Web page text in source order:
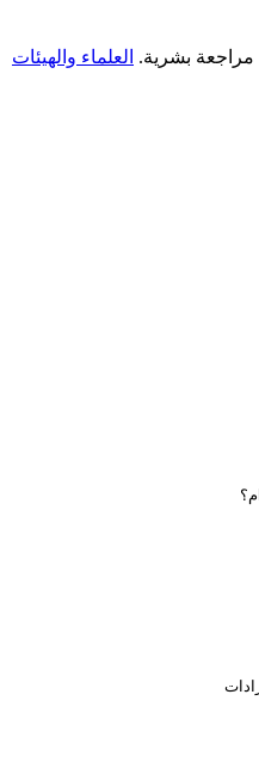
العلماء والهيئات